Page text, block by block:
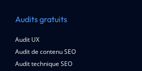
Audits gratuits
Audit UX
Audit de contenu SEO
Audit technique SEO